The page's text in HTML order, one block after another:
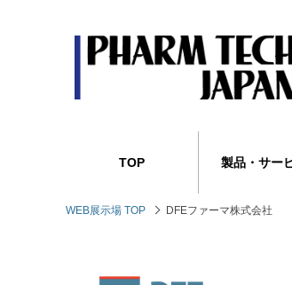
TOP 製品・サー
WEB展示場 TOP DFEファーマ株式会社